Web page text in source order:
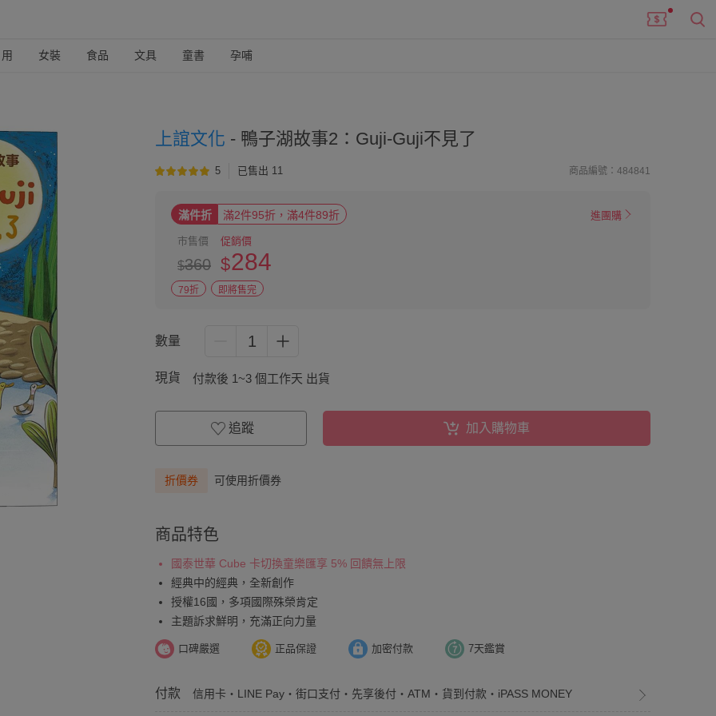
女裝 食品 文具 童書 孕哺
上誼文化 - 鴨子湖故事2：Guji-Guji不見了
5 已售出 11 商品編號：484841
滿件折 滿2件95折，滿4件89折 進團購
市售價
$360
促銷價
$284
79折 即將售完
數量 1
現貨 付款後 1~3 個工作天 出貨
追蹤 加入購物車
折價券 可使用折價券
商品特色
國泰世華 Cube 卡切換童樂匯享 5% 回饋無上限
經典中的經典，全新創作
授權16國，多項國際殊榮肯定
主題訴求鮮明，充滿正向力量
口碑嚴選 正品保證 加密付款 7天鑑賞
付款 信用卡・LINE Pay・街口支付・先享後付・ATM・貨到付款・iPASS MONEY